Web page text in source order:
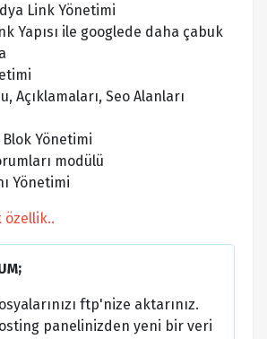
Link Yönetimi
Yapısı ile googlede daha çabuk
Açıklamaları, Seo Alanları
Yönetimi
modülü
Yönetimi
özellik..
ftp'nize aktarınız.
panelinizden yeni bir veri